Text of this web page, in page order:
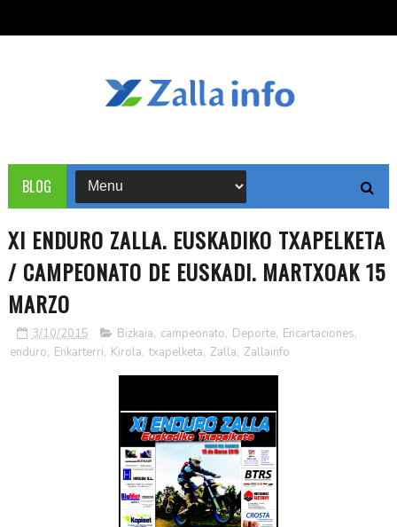
BLOG
XI ENDURO ZALLA. EUSKADIKO TXAPELKETA
/ CAMPEONATO DE EUSKADI. MARTXOAK 15
MARZO
3/10/2015 Bizkaia, campeonato, Deporte, Encartaciones,
enduro, Enkarterri, Kirola, txapelketa, Zalla, Zallainfo